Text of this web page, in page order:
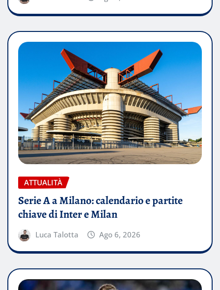
ATTUALITÀ
Serie A a Milano: calendario e partite
chiave di Inter e Milan
Luca Talotta Ago 6, 2026